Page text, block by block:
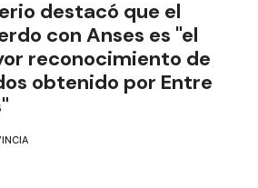
destacó que el
con Anses es "el
reconocimiento de
obtenido por Entre